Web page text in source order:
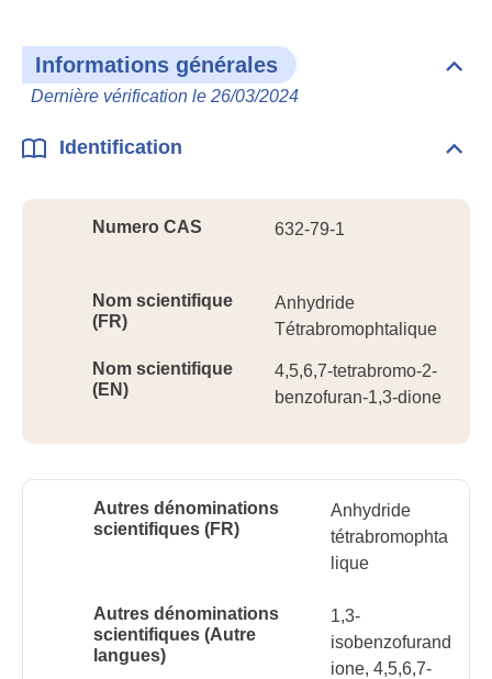
Informations générales
Dernière vérification le 26/03/2024
Identification
Numero CAS 632-79-1
Nom scientifique
(FR)
Anhydride
Tétrabromophtalique
Nom scientifique
(EN)
4,5,6,7-tetrabromo-2-
benzofuran-1,3-dione
Autres dénominations
scientifiques (FR)
Anhydride
tétrabromophta
lique
Autres dénominations
scientifiques (Autre
langues)
1,3-
isobenzofurand
ione, 4,5,6,7-